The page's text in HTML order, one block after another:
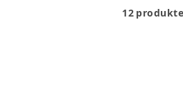
12